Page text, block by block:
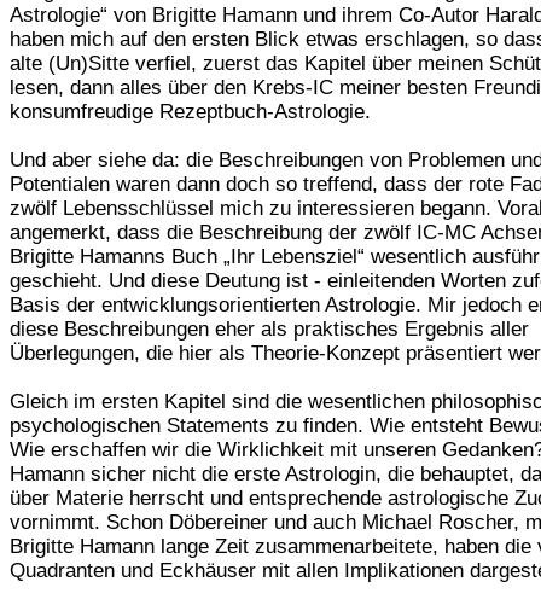
Astrologie“ von Brigitte Hamann und ihrem Co-Autor
haben mich auf den ersten Blick etwas erschlagen, so
alte (Un)Sitte verfiel, zuerst das Kapitel über meinen
lesen, dann alles über den Krebs-IC meiner besten
konsumfreudige Rezeptbuch-Astrologie.
Und aber siehe da: die Beschreibungen von Problemen
Potentialen waren dann doch so treffend, dass der rote
zwölf Lebensschlüssel mich zu interessieren begann.
angemerkt, dass die Beschreibung der zwölf IC-MC
Brigitte Hamanns Buch „Ihr Lebensziel“ wesentlich
geschieht. Und diese Deutung ist - einleitenden Worten
Basis der entwicklungsorientierten Astrologie. Mir jedoch
diese Beschreibungen eher als praktisches Ergebnis aller
Überlegungen, die hier als Theorie-Konzept präsentiert
Gleich im ersten Kapitel sind die wesentlichen
psychologischen Statements zu finden. Wie entsteht
Wie erschaffen wir die Wirklichkeit mit unseren
Hamann sicher nicht die erste Astrologin, die behauptet,
über Materie herrscht und entsprechende astrologische
vornimmt. Schon Döbereiner und auch Michael Roscher,
Brigitte Hamann lange Zeit zusammenarbeitete, haben die
Quadranten und Eckhäuser mit allen Implikationen